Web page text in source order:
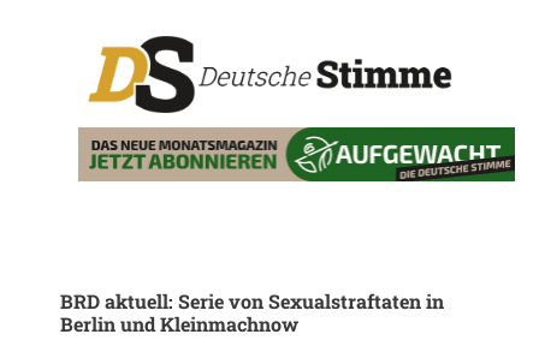
BRD aktuell: Serie von Sexualstraftaten in
Berlin und Kleinmachnow